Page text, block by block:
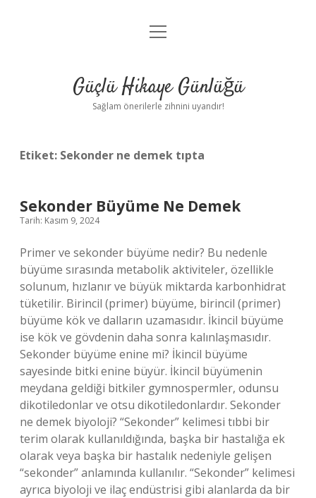
Anasayfa
Yasal Uyarı
menüyü
Güçlü Hikaye Günlüğü
Sağlam önerilerle zihnini uyandır!
Etiket: Sekonder ne demek tıpta
Sekonder Büyüme Ne Demek
Tarih: Kasım 9, 2024
Primer ve sekonder büyüme nedir? Bu nedenle
büyüme sırasında metabolik aktiviteler, özellikle
solunum, hızlanır ve büyük miktarda karbonhidrat
tüketilir. Birincil (primer) büyüme, birincil (primer)
büyüme kök ve dalların uzamasıdır. İkincil büyüme
ise kök ve gövdenin daha sonra kalınlaşmasıdır.
Sekonder büyüme enine mi? İkincil büyüme
sayesinde bitki enine büyür. İkincil büyümenin
meydana geldiği bitkiler gymnospermler, odunsu
dikotiledonlar ve otsu dikotiledonlardır. Sekonder
ne demek biyoloji? “Sekonder” kelimesi tıbbi bir
terim olarak kullanıldığında, başka bir hastalığa ek
olarak veya başka bir hastalık nedeniyle gelişen
“sekonder” anlamında kullanılır. “Sekonder” kelimesi
ayrıca biyoloji ve ilaç endüstrisi gibi alanlarda da bir